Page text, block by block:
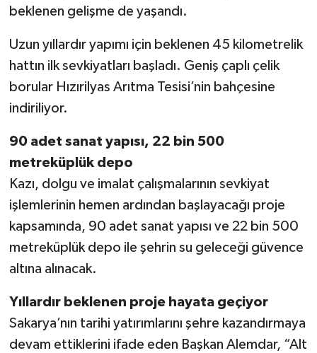
beklenen gelişme de yaşandı.
Uzun yıllardır yapımı için beklenen 45 kilometrelik
hattın ilk sevkiyatları başladı. Geniş çaplı çelik
borular Hızırilyas Arıtma Tesisi’nin bahçesine
indiriliyor.
90 adet sanat yapısı, 22 bin 500
metreküplük depo
Kazı, dolgu ve imalat çalışmalarının sevkiyat
işlemlerinin hemen ardından başlayacağı proje
kapsamında, 90 adet sanat yapısı ve 22 bin 500
metreküplük depo ile şehrin su geleceği güvence
altına alınacak.
Yıllardır beklenen proje hayata geçiyor
Sakarya’nın tarihi yatırımlarını şehre kazandırmaya
devam ettiklerini ifade eden Başkan Alemdar, “Alt